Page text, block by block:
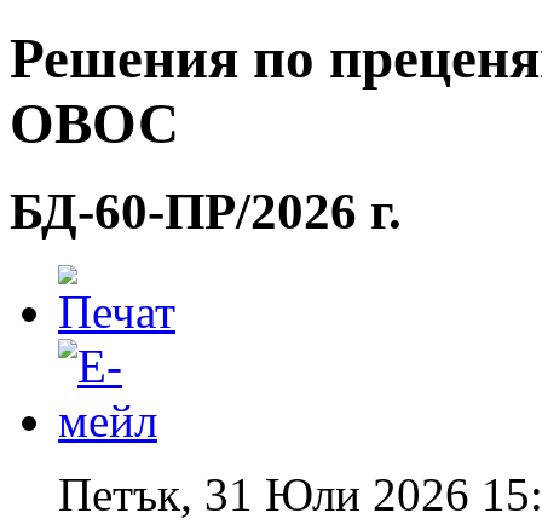
Решения по
ОВОС
БД-60-ПР/2026 г.
Петък, 31 Юли 2026